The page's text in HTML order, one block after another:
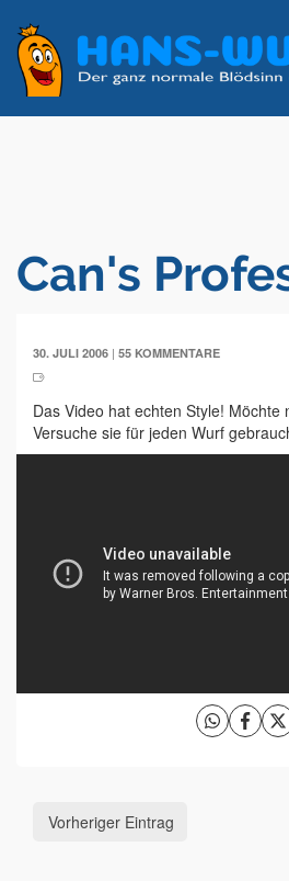
Can's
30. JULI 2006 | 55 KOMMENTARE
Das Video hat echten Style! Möchte
Versuche sie für jeden Wurf
Vorheriger Eintrag